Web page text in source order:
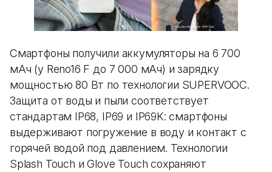
Смартфоны получили аккумуляторы на 6 700
мАч (у Reno16 F до 7 000 мАч) и зарядку
мощностью 80 Вт по технологии SUPERVOOC.
Защита от воды и пыли соответствует
стандартам IP68, IP69 и IP69K: смартфоны
выдерживают погружение в воду и контакт с
горячей водой под давлением. Технологии
Splash Touch и Glove Touch сохраняют